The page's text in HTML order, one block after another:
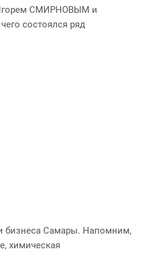
Игорем СМИРНОВЫМ и
состоялся ряд
бизнеса Самары. Напомним,
химическая